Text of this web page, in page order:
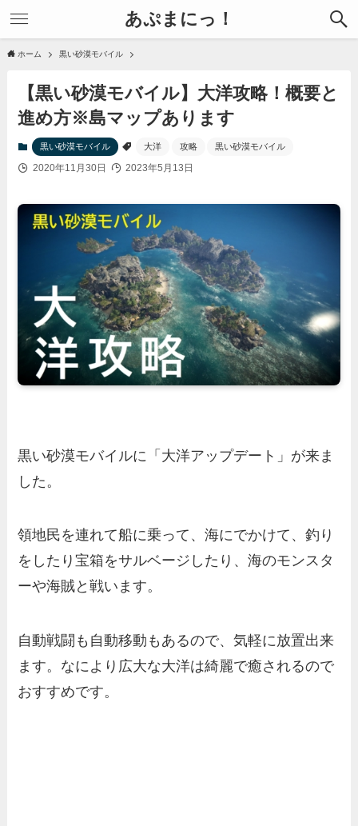
あぷまにっ！
ホーム 黒い砂漠モバイル
【黒い砂漠モバイル】大洋攻略！概要と
進め方※島マップあります
黒い砂漠モバイル 大洋 攻略 黒い砂漠モバイル
2020年11月30日 2023年5月13日
黒い砂漠モバイルに「大洋アップデート」が来ま
した。
領地民を連れて船に乗って、海にでかけて、釣り
をしたり宝箱をサルベージしたり、海のモンスタ
ーや海賊と戦います。
自動戦闘も自動移動もあるので、気軽に放置出来
ます。なにより広大な大洋は綺麗で癒されるので
おすすめです。